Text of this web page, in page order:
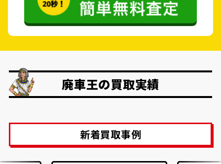
廃車王の買取実績
新着買取事例